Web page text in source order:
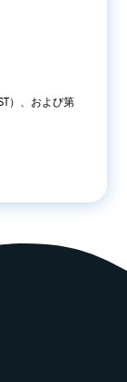
）、および第